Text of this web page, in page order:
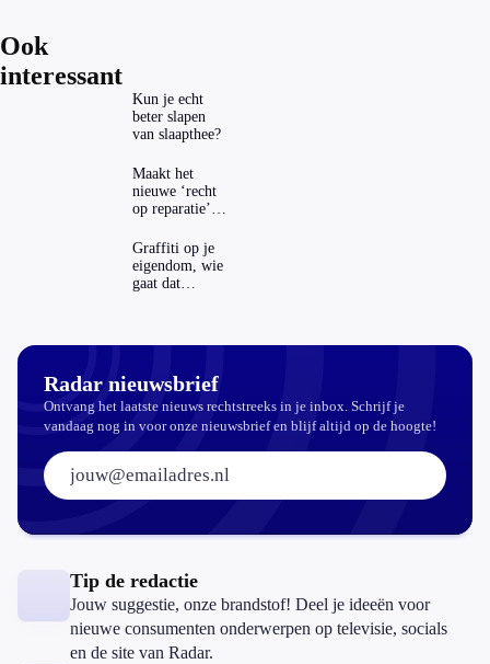
Ook
interessant
Kun je echt
beter slapen
van slaapthee?
Maakt het
nieuwe ‘recht
op reparatie’
echt
aantrekkelijker?
Graffiti op je
eigendom, wie
gaat dat
Radar nieuwsbrief
Ontvang het laatste nieuws rechtstreeks in je inbox. Schrijf je
vandaag nog in voor onze nieuwsbrief en blijf altijd op de hoogte!
E-mailadres:
Tip de redactie
Jouw suggestie, onze brandstof! Deel je ideeën voor
nieuwe consumenten onderwerpen op televisie, socials
en de site van Radar.